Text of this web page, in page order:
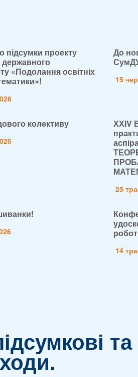
підсумки проекту
«Подолання освітніх
До
15
колективу
ХХІV
25
14
та